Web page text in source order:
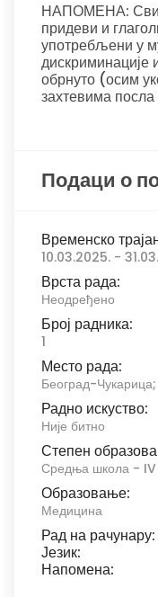
НАПОМЕНА: Сви
придеви и
употребљени у
дискриминације
обрнуто (осим
захтевима посла
Подаци о
Временско
10.03.2025. -
Врста рада:
Неодређено
Број радника:
1
Место рада:
Београд-Чукарица;
Радно искуство:
Није битно
Степен
Средња школа - IV
Образовање:
Медицина
Рад на рачунару:
Језик:
Напомена: